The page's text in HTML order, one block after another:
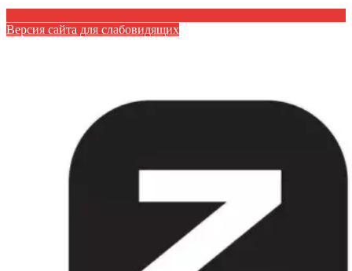
Версия сайта для слабовидящих